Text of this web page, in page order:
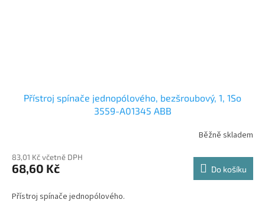
Přístroj spínače jednopólového, bezšroubový, 1, 1So
3559-A01345 ABB
Běžně skladem
83,01 Kč včetně DPH
68,60 Kč Do košíku
Přístroj spínače jednopólového.